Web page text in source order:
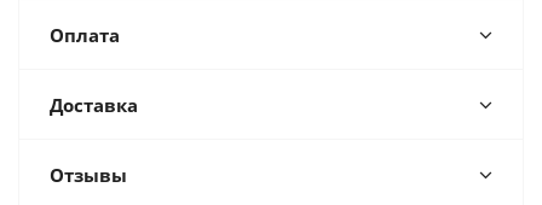
Оплата
Доставка
Отзывы